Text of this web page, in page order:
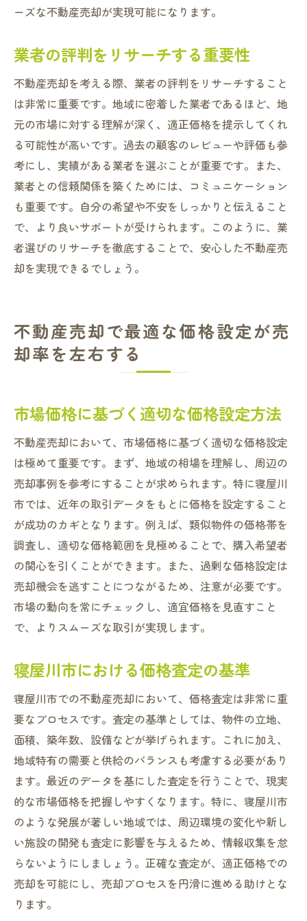
ーズな不動産売却が実現可能になります。
業者の評判をリサーチする重要性
不動産売却を考える際、業者の評判をリサーチすること
は非常に重要です。地域に密着した業者であるほど、地
元の市場に対する理解が深く、適正価格を提示してくれ
る可能性が高いです。過去の顧客のレビューや評価も参
考にし、実績がある業者を選ぶことが重要です。また、
業者との信頼関係を築くためには、コミュニケーション
も重要です。自分の希望や不安をしっかりと伝えること
で、より良いサポートが受けられます。このように、業
者選びのリサーチを徹底することで、安心した不動産売
却を実現できるでしょう。
不動産売却で最適な価格設定が売
却率を左右する
市場価格に基づく適切な価格設定方法
不動産売却において、市場価格に基づく適切な価格設定
は極めて重要です。まず、地域の相場を理解し、周辺の
売却事例を参考にすることが求められます。特に寝屋川
市では、近年の取引データをもとに価格を設定すること
が成功のカギとなります。例えば、類似物件の価格帯を
調査し、適切な価格範囲を見極めることで、購入希望者
の関心を引くことができます。また、過剰な価格設定は
売却機会を逃すことにつながるため、注意が必要です。
市場の動向を常にチェックし、適宜価格を見直すこと
で、よりスムーズな取引が実現します。
寝屋川市における価格査定の基準
寝屋川市での不動産売却において、価格査定は非常に重
要なプロセスです。査定の基準としては、物件の立地、
面積、築年数、設備などが挙げられます。これに加え、
地域特有の需要と供給のバランスも考慮する必要があり
ます。最近のデータを基にした査定を行うことで、現実
的な市場価格を把握しやすくなります。特に、寝屋川市
のような発展が著しい地域では、周辺環境の変化や新し
い施設の開発も査定に影響を与えるため、情報収集を怠
らないようにしましょう。正確な査定が、適正価格での
売却を可能にし、売却プロセスを円滑に進める助けとな
ります。